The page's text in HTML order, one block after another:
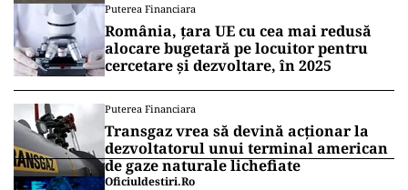
Puterea Financiara
România, țara UE cu cea mai redusă
alocare bugetară pe locuitor pentru
cercetare și dezvoltare, în 2025
Puterea Financiara
Transgaz vrea să devină acționar la
dezvoltatorul unui terminal american
de gaze naturale lichefiate
Oficiuldestiri.ro